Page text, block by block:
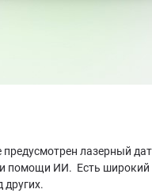
лазерный
ИИ. Есть широкий
других.